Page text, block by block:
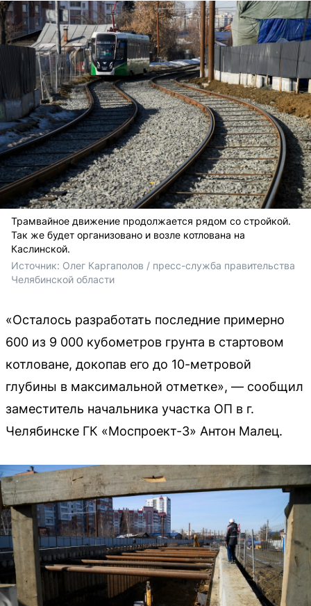
Трамвайное движение продолжается рядом со стройкой.
Так же будет организовано и возле котлована на
Каслинской.
Источник: Олег Каргаполов / пресс-служба правительства
Челябинской области
«Осталось разработать последние примерно
600 из 9 000 кубометров грунта в стартовом
котловане, докопав его до 10-метровой
глубины в максимальной отметке», — сообщил
заместитель начальника участка ОП в г.
Челябинске ГК «Моспроект-3» Антон Малец.